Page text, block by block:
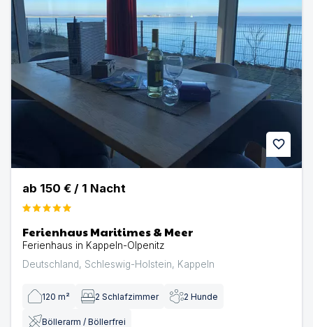
favorite
ab 150 € / 1 Nacht
Ferienhaus Maritimes & Meer
Ferienhaus in Kappeln-Olpenitz
Deutschland, Schleswig-Holstein, Kappeln
120 m² 2 Schlafzimmer 2 Hunde
Böllerarm / Böllerfrei